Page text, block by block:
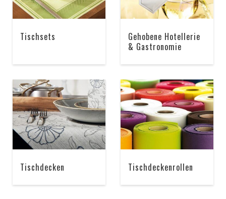
Tischsets
Gehobene Hotellerie
& Gastronomie
Tischdecken Tischdeckenrollen